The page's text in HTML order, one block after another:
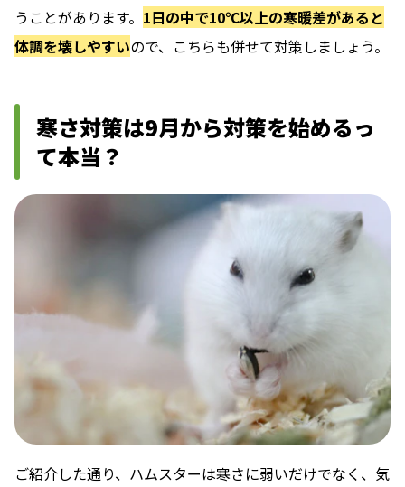
うことがあります。 1日の中で10℃以上の寒暖差があると
体調を壊しやすいので、こちらも併せて対策しましょう。
寒さ対策は9月から対策を始めるっ
て本当？
ご紹介した通り、ハムスターは寒さに弱いだけでなく、気